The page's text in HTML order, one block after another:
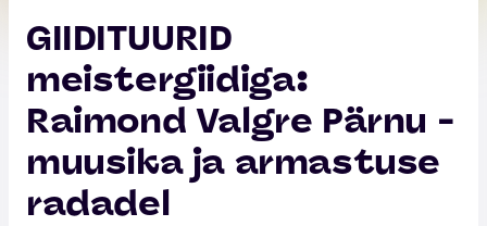
GIIDITUURID
meistergiidiga:
Raimond Valgre Pärnu -
muusika ja armastuse
radadel